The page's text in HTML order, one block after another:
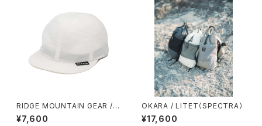
RIDGE MOUNTAIN GEAR / B
ASIC CAP（2026）
¥7,600
OKARA / LITET（SPECTRA）
¥17,600